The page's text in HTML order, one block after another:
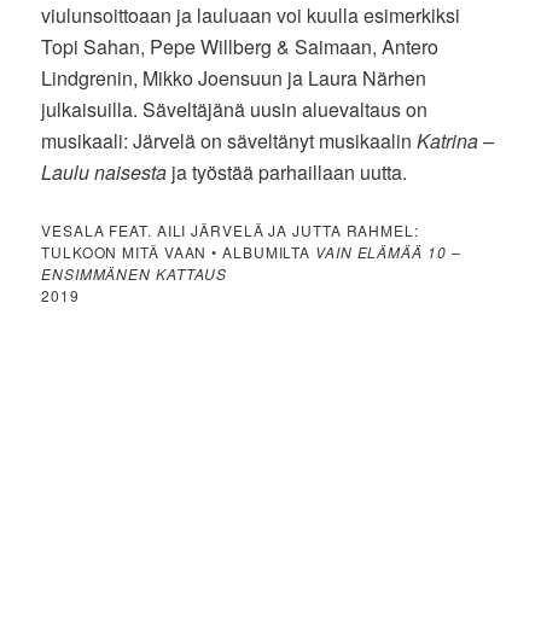
viulunsoittoaan ja lauluaan voi kuulla esimerkiksi
Topi Sahan, Pepe Willberg & Saimaan, Antero
Lindgrenin, Mikko Joensuun ja Laura Närhen
julkaisuilla. Säveltäjänä uusin aluevaltaus on
musikaali: Järvelä on säveltänyt musikaalinKatrina –
Laulu naisesta ja työstää parhaillaan uutta.
VESALA FEAT. AILI JÄRVELÄ JA JUTTA RAHMEL:
TULKOON MITÄ VAAN • ALBUMILTA VAIN ELÄMÄÄ 10 –
ENSIMMÄNEN KATTAUS
2019